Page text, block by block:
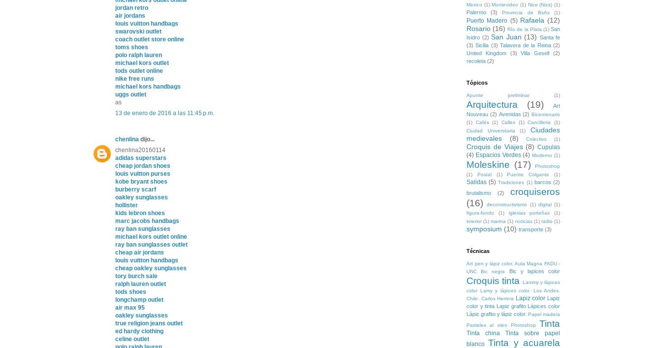
jordan retro
air jordans
louis vuitton handbags
swarovski outlet
coach outlet store online
toms shoes
polo ralph lauren
michael kors outlet
tods outlet online
nike free runs
michael kors handbags
uggs outlet
as
13 de enero de 2016 a las 11:45 p.m.
chenlina dijo...
chenlina20160114
adidas superstars
cheap jordan shoes
louis vuitton purses
kobe bryant shoes
burberry scarf
oakley sunglasses
hollister
kids lebron shoes
marc jacobs handbags
ray ban sunglasses
michael kors outlet online
ray ban sunglasses outlet
cheap air jordans
louis vuitton handbags
cheap oakley sunglasses
tory burch sale
ralph lauren outlet
tods shoes
longchamp outlet
air max 95
oakley sunglasses
true religion jeans outlet
ed hardy clothing
celine outlet
Mexico (1) Montevideo (1) Nice (Niza) (1)
Palermo (3) Provincia de BsAs (1)
Puerto Madero (5) Rafaela (12)
Rosario (16) Río de la Plata (1) San
Isidro (2) San Juan (13) Santa fe
(3) Sicilia (3) Talavera de la Reina (2)
United Kingdom
(3) Villa Gesell
(2)
recoleta (2)
Tópicos
Apunte preliminar (1)
Arquitectura (19)
Art
Nouveau (2) Avenidas (2) Bicentenario
(1)
Cafés (1) Calles (1) Cancilleria
(1)
Ciudad Universitaria
(1)
Ciudades
medievales
(8) Colectivo (1)
Croquis de Viajes (8) Cupulas
(4) Espacios Verdes (4) Moderno (1)
Moleskine (17)
Photoshop
(1)
Postal (1) Puente Colgante (1)
Salidas (5) Tradiciones (1) barcos (2)
brutalismo
(2)
croquiseros
(16)
deconstructivismo (1) digital
(1)
figura-fondo
(1) iglesias porteñas
(1)
interior (1) marina (1) noticias (1) radio (1)
symposium (10) transporte (3)
Técnicas
Art pen y lápiz color. Aula Magna FADU -
UNC
Bic negra Bic y lapices color
Croquis tinta
Lammy y lápices
color
Lamy y lápices color. Los Andes.
Chile. Carlos Herrera Lapiz color
Lapiz
color y tinta
Lapiz grafito
Lápices color
Lápiz grafito y lápiz color. Papel madera
Pasteles al oleo
Photoshop Tinta
Tinta china
Tinta sobre papel
blanco Tinta y acuarela